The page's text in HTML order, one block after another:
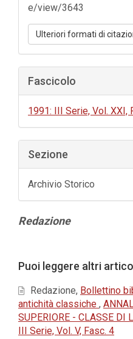
e/view/3643
Ulteriori formati di
Fascicolo
1991: III Serie, Vol. XXI,
Sezione
Archivio Storico
Contenuto
Redazione
dell'articolo
Puoi leggere altri
Redazione, Bollettino
antichità classiche ,
SUPERIORE - CLASSE DI
III Serie, Vol. V, Fasc. 4